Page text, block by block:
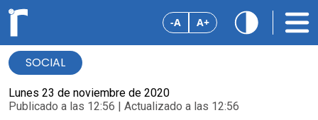
-A A+
SOCIAL
Lunes 23 de noviembre de 2020
Publicado a las 12:56 | Actualizado a las 12:56